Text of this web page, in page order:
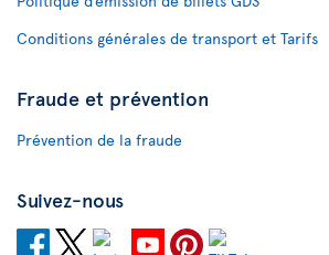
Conditions générales de transport et Tarifs
Fraude et prévention
Prévention de la fraude
Suivez-nous